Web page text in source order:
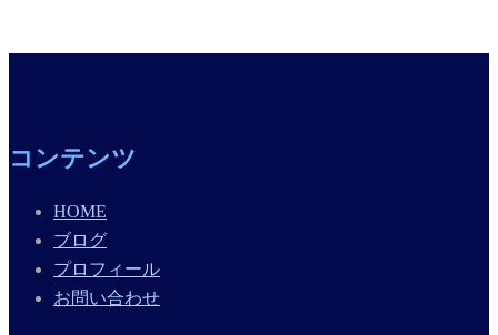
コンテンツ
HOME
ブログ
プロフィール
お問い合わせ